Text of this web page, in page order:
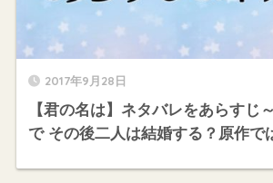
2017年9月28日
【君の名は】ネタバレをあらすじ
で その後二人は結婚する？原作で